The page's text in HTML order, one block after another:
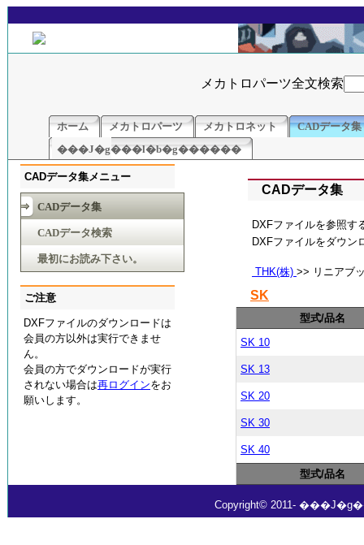
メカトロパーツ全文検索
ホーム メカトロパーツ メカトロネット
CADデータ集
���J�g���l�b�g������
CADデータ集
DXFファイルを参照す
DXFファイルをダウン
THK(株) >> リニアブ
SK
型式/品名
型式/品名
SK 10
SK 13
SK 20
SK 30
SK 40
CADデータ集メニュー
CADデータ集
CADデータ検索
最初にお読み下さい。
ご注意
DXFファイルのダウンロードは
会員の方以外は実行できませ
ん。
会員の方でダウンロードが実行
されない場合は再ログインをお
願いします。
Copyright© 2011-